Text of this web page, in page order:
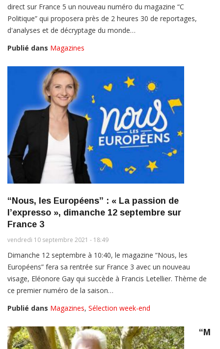
direct sur France 5 un nouveau numéro du magazine “C
Politique” qui proposera près de 2 heures 30 de reportages,
d'analyses et de décryptage du monde…
Publié dans Magazines
“Nous, les Européens” : « La passion de
l’expresso », dimanche 12 septembre sur
France 3
vendredi 10 septembre 2021 - 18:49
Dimanche 12 septembre à 10:40, le magazine “Nous, les
Européens” fera sa rentrée sur France 3 avec un nouveau
visage, Eléonore Gay qui succède à Francis Letellier. Thème de
ce premier numéro de la saison…
Publié dans Magazines, Sélection week-end
“M